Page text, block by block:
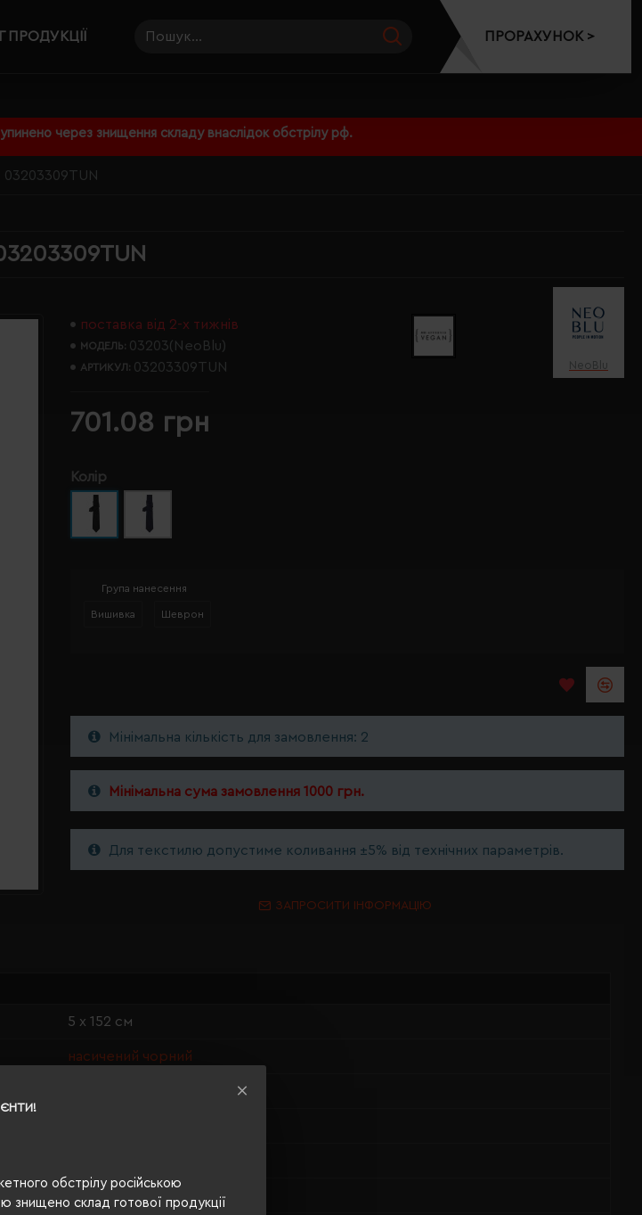
обстрілу російською
знищено склад готової продукції
через знищення складу внаслідок обстрілу рф.
ПРОДУКЦІЇ ПРОРАХУНОК >
поставка від 2-х тижнів
МОДЕЛЬ: 03203(NeoBlu)
АРТИКУЛ: 03203309TUN NeoBlu
701.08 грн
Колір
Група нанесення
Вишивка Шеврон
Мінімальна кількість для замовлення: 2
Мінімальна сума замовлення 1000 грн.
Для текстилю допустиме коливання ±5% від технічних параметрів.
ЗАПРОСИТИ ІНФОРМАЦІЮ
5 х 152 см
насичений чорний